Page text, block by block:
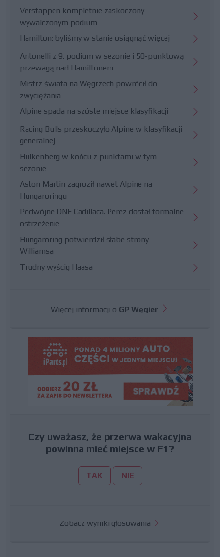
Verstappen kompletnie zaskoczony
wywalczonym podium
Hamilton: byliśmy w stanie osiągnąć więcej
Antonelli z 9. podium w sezonie i 50-punktową
przewagą nad Hamiltonem
Mistrz świata na Węgrzech powrócił do
zwyciężania
Alpine spada na szóste miejsce klasyfikacji
Racing Bulls przeskoczyło Alpine w klasyfikacji
generalnej
Hulkenberg w końcu z punktami w tym
sezonie
Aston Martin zagroził nawet Alpine na
Hungaroringu
Podwójne DNF Cadillaca. Perez dostał formalne
ostrzeżenie
Hungaroring potwierdził słabe strony
Williamsa
Trudny wyścig Haasa
Więcej informacji o GP Węgier
Czy uważasz, że przerwa wakacyjna
powinna mieć miejsce w F1?
TAK NIE
Zobacz wyniki głosowania